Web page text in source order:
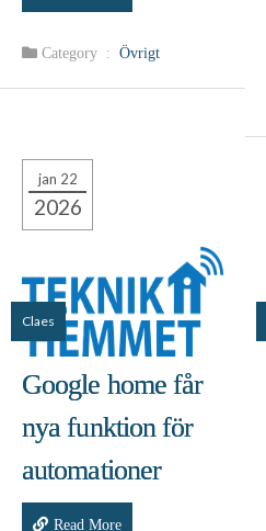
Category : Övrigt
jan 22
2026
Claes
Google home får
nya funktion för
automationer
Read More